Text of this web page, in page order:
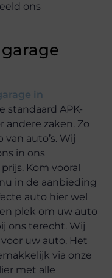
ons
in
standaard APK-
andere zaken. Zo
auto’s. Wij
in ons
Kom vooral
in de aanbieding
auto hier wel
plek om uw auto
ons terecht. Wij
uw auto. Het
via onze
met alle